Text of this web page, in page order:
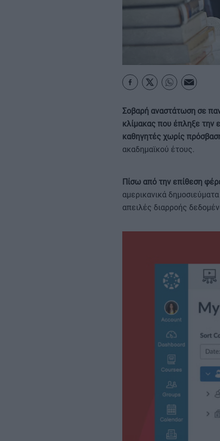
Σοβαρή αναστάτωση σε
κλίμακας που έπληξε την
καθηγητές χωρίς
ακαδημαϊκού έτους.
Πίσω από την επίθεση
αμερικανικά
απειλές διαρροής